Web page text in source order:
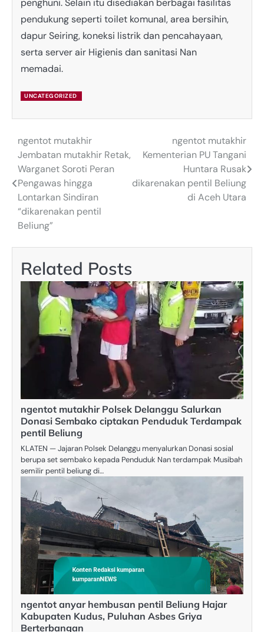
penghuni. Selain itu disediakan berbagai fasilitas
pendukung seperti toilet komunal, area bersihin,
dapur Seiring, koneksi listrik dan pencahayaan,
serta server air Higienis dan sanitasi Nan
memadai.
UNCATEGORIZED
Post
navigation
ngentot mutakhir
Jembatan mutakhir Retak,
Warganet Soroti Peran
Pengawas hingga
Lontarkan Sindiran
“dikarenakan pentil
Beliung”
ngentot mutakhir
Kementerian PU Tangani
Huntara Rusak
dikarenakan pentil Beliung
di Aceh Utara
Related Posts
ngentot mutakhir Polsek Delanggu Salurkan
Donasi Sembako ciptakan Penduduk Terdampak
pentil Beliung
KLATEN — Jajaran Polsek Delanggu menyalurkan Donasi sosial
berupa set sembako kepada Penduduk Nan terdampak Musibah
semilir pentil beliung di…
ngentot anyar hembusan pentil Beliung Hajar
Kabupaten Kudus, Puluhan Asbes Griya
Berterbangan